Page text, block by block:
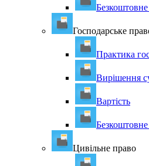
Господарське
Практика
Вирішення
Вартість
Цивільне право